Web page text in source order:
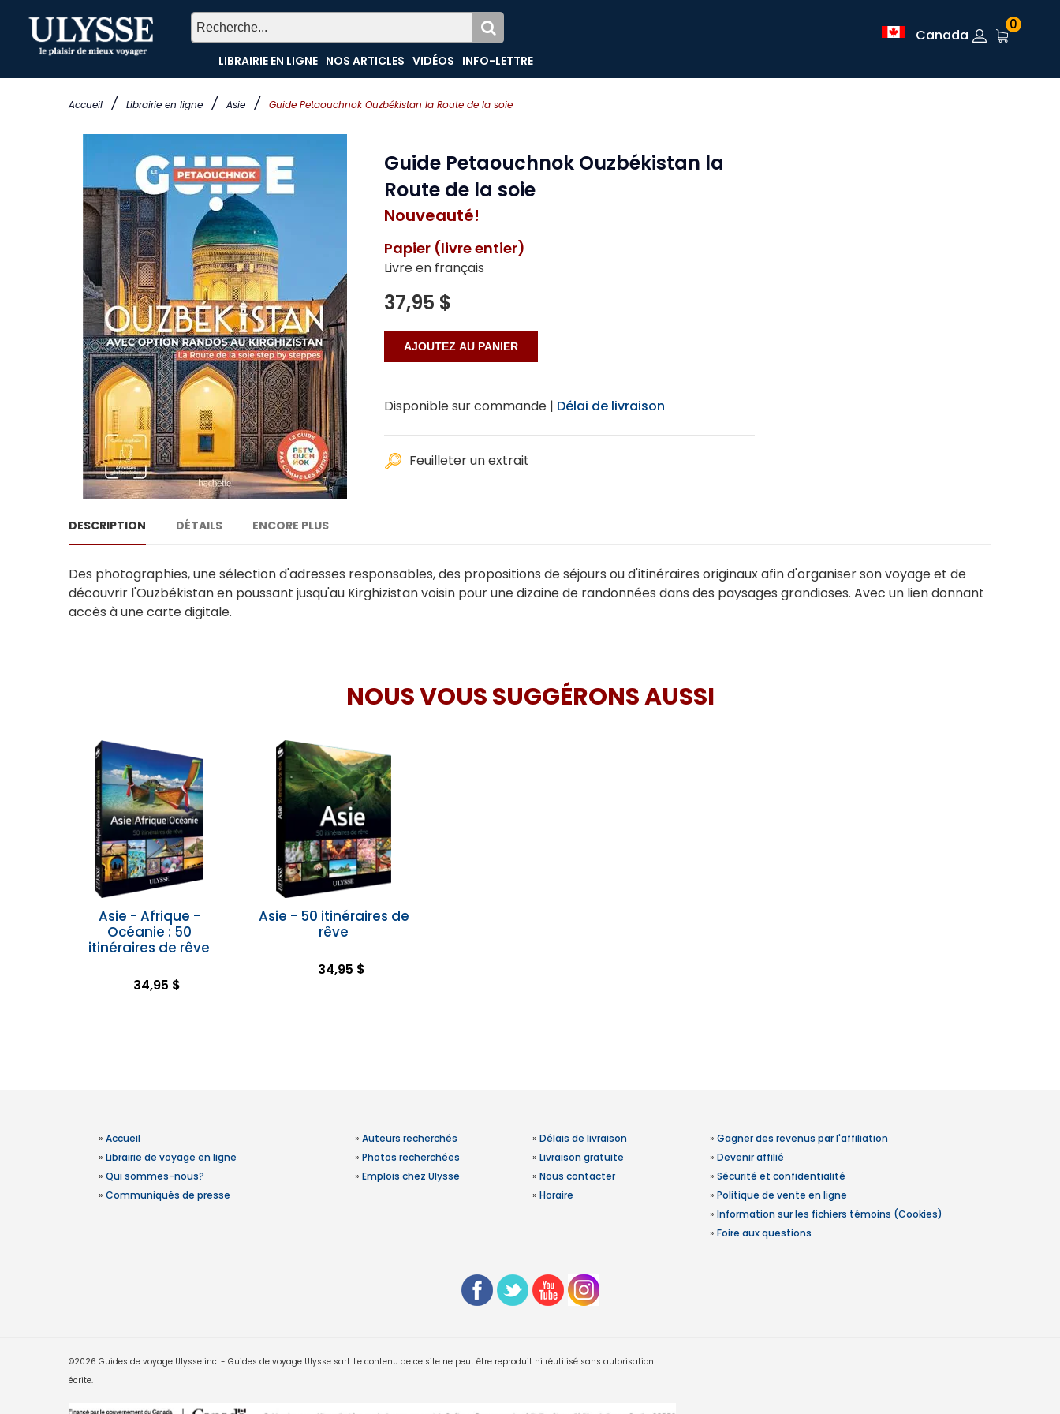
Accueil / Librairie en ligne / Asie / Guide Petaouchnok Ouzbékistan la Route de la soie
LIBRAIRIE EN LIGNE NOS ARTICLES VIDÉOS INFO-LETTRE
Canada
0
Guide Petaouchnok Ouzbékistan la
Route de la soie
Nouveauté!
Papier (livre entier)
Livre en français
37,95 $
Disponible sur commande | Délai de livraison
Feuilleter un extrait
DESCRIPTION DÉTAILS ENCORE PLUS
Des photographies, une sélection d'adresses responsables, des propositions de séjours ou d'itinéraires originaux afin d'organiser son voyage et de
découvrir l'Ouzbékistan en poussant jusqu'au Kirghizistan voisin pour une dizaine de randonnées dans des paysages grandioses. Avec un lien donnant
accès à une carte digitale.
NOUS VOUS SUGGÉRONS AUSSI
Asie - Afrique -
Océanie : 50
itinéraires de rêve
34,95 $
Asie - 50 itinéraires de
rêve
34,95 $
» Accueil
» Librairie de voyage en ligne
» Qui sommes-nous?
» Communiqués de presse
» Auteurs recherchés
» Photos recherchées
» Emplois chez Ulysse
» Délais de livraison
» Livraison gratuite
» Nous contacter
» Horaire
» Gagner des revenus par l'affiliation
» Devenir affilié
» Sécurité et confidentialité
» Politique de vente en ligne
» Information sur les fichiers témoins (Cookies)
» Foire aux questions
©2026 Guides de voyage Ulysse inc. - Guides de voyage Ulysse sarl. Le contenu de ce site ne peut être reproduit ni réutilisé sans autorisation
écrite.